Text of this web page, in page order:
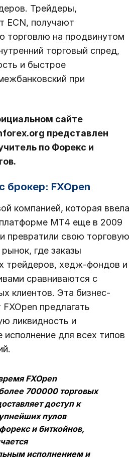
Трейдеры,
ECN, получают
торговлю на продвинутом
торговый спред,
и быстрое
при
сайте
представлен
по Форекс и
брокер: FXOpen
компанией, которая ввела
MT4 еще в 2009
превратили свою торговую
где заказы
трейдеров, хедж-фондов и
сравниваются с
клиентов. Эта бизнес-
предлагать
ликвидность и
исполнение для всех типов
FXOpen
700000 торговых
доступ к
пулов
и биткойнов,
исполнением и